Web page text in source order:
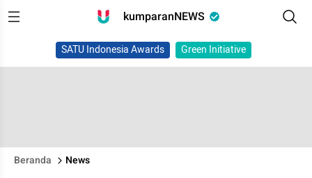
kumparanNEWS
SATU Indonesia Awards Green Initiative
Beranda News